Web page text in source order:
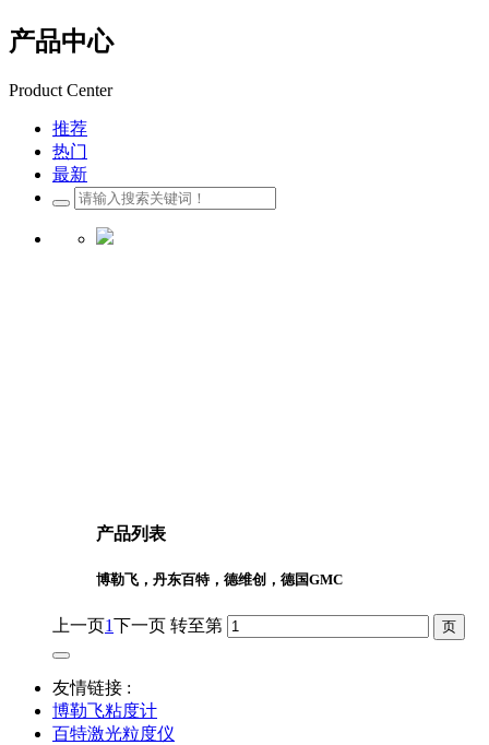
产品中心
Product Center
推荐
热门
最新
产品列表
博勒飞，丹东百特，德维创，德国GMC
上一页1下一页 转至第
友情链接 :
博勒飞粘度计
百特激光粒度仪